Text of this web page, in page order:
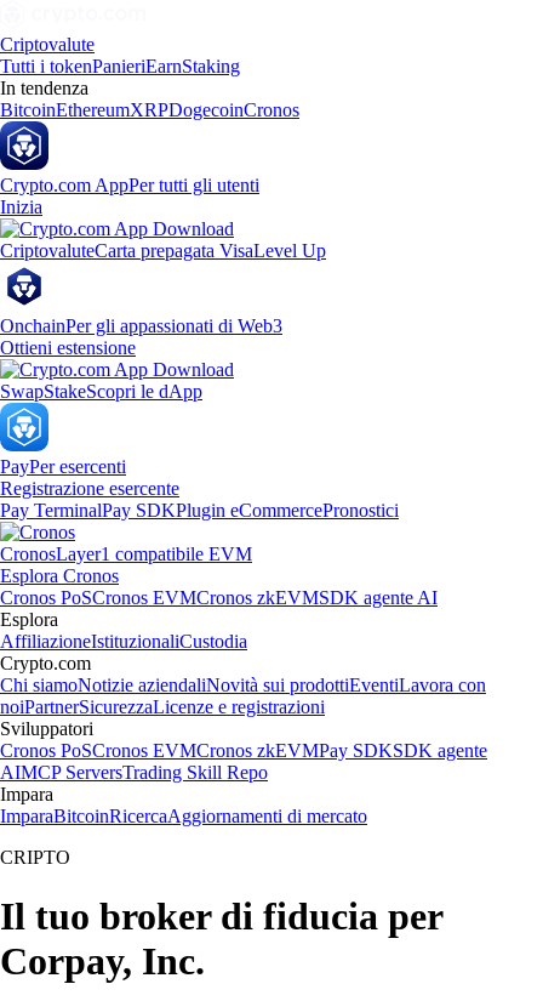
Criptovalute
Tutti i tokenPanieriEarnStaking
In tendenza
BitcoinEthereumXRPDogecoinCronos
Crypto.com AppPer tutti gli utenti
Inizia
CriptovaluteCarta prepagata VisaLevel Up
OnchainPer gli appassionati di Web3
Ottieni estensione
SwapStakeScopri le dApp
PayPer esercenti
Registrazione esercente
Pay TerminalPay SDKPlugin eCommercePronostici
CronosLayer1 compatibile EVM
Esplora Cronos
Cronos PoSCronos EVMCronos zkEVMSDK agente AI
Esplora
AffiliazioneIstituzionaliCustodia
Crypto.com
Chi siamoNotizie aziendaliNovità sui prodottiEventiLavora con
noiPartnerSicurezzaLicenze e registrazioni
Sviluppatori
Cronos PoSCronos EVMCronos zkEVMPay SDKSDK agente
AIMCP ServersTrading Skill Repo
Impara
ImparaBitcoinRicercaAggiornamenti di mercato
CRIPTO
Il tuo broker di fiducia per
Corpay, Inc.